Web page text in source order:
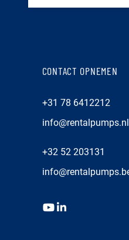
CONTACT OPNEMEN
+31 78 6412212
info@rentalpumps.nl
+32 52 203131